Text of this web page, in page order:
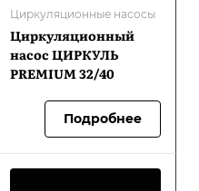
Циркуляционные насосы
Циркуляционный
насос ЦИРКУЛЬ
PREMIUM 32/40
Подробнее